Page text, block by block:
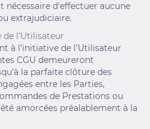
nécessaire d'effectuer aucune
extrajudiciaire.
de l’Utilisateur
à l’initiative de l’Utilisateur
CGU demeureront
la parfaite clôture des
entre les Parties,
de Prestations ou
amorcées préalablement à la